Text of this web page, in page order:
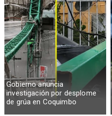
Gobierno anuncia
investigación por desplome
de grúa en Coquimbo